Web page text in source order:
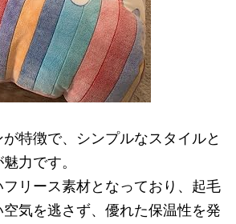
特徴で、シンプルなスタイルと
力です。
リース素材となっており、起毛
気を逃さず、優れた保温性を発